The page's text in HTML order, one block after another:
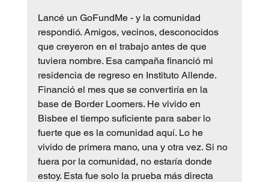
Lancé un GoFundMe - y la comunidad
respondió. Amigos, vecinos, desconocidos
que creyeron en el trabajo antes de que
tuviera nombre. Esa campaña financió mi
residencia de regreso en Instituto Allende.
Financió el mes que se convertiría en la
base de Border Loomers. He vivido en
Bisbee el tiempo suficiente para saber lo
fuerte que es la comunidad aquí. Lo he
vivido de primera mano, una y otra vez. Si no
fuera por la comunidad, no estaría donde
estoy. Esta fue solo la prueba más directa